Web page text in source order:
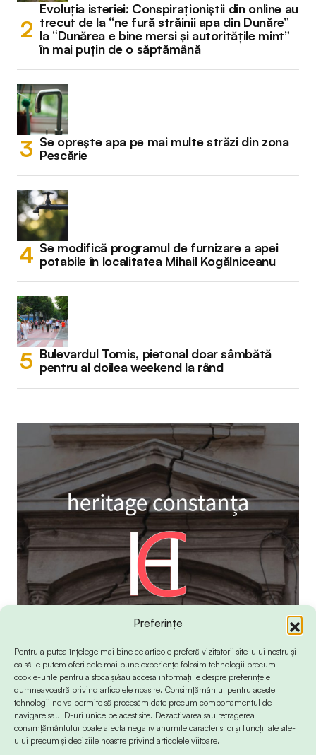
Preferințe
Pentru a putea înțelege mai bine ce articole preferă vizitatorii site-ului nostru și
ca să le putem oferi cele mai bune experiențe folosim tehnologii precum
cookie-urile pentru a stoca și/sau accesa informațiile despre preferințele
dumneavoastră privind articolele noastre. Consimțământul pentru aceste
tehnologii ne va permite să procesăm date precum comportamentul de
navigare sau ID-uri unice pe acest site. Dezactivarea sau retragerea
consimțământului poate afecta negativ anumite caracteristici și funcții ale site-
ului precum și deciziile noastre privind articolele viitoare.
Evoluția isteriei: Conspiraționiștii din online au
trecut de la “ne fură străinii apa din Dunăre”
la “Dunărea e bine mersi și autoritățile mint”
în mai puțin de o săptămână
Se oprește apa pe mai multe străzi din zona
Pescărie
Se modifică programul de furnizare a apei
potabile în localitatea Mihail Kogălniceanu
Bulevardul Tomis, pietonal doar sâmbătă
pentru al doilea weekend la rând